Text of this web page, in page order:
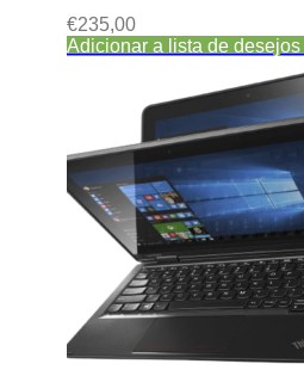
€235,00
Adicionar a lista de desejos